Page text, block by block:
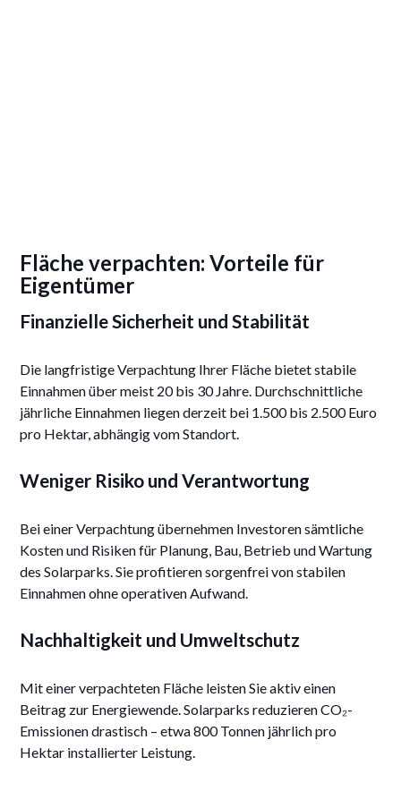
Fläche verpachten: Vorteile für
Eigentümer
Finanzielle Sicherheit und Stabilität
Die langfristige Verpachtung Ihrer Fläche bietet stabile
Einnahmen über meist 20 bis 30 Jahre. Durchschnittliche
jährliche Einnahmen liegen derzeit bei 1.500 bis 2.500 Euro
pro Hektar, abhängig vom Standort.
Weniger Risiko und Verantwortung
Bei einer Verpachtung übernehmen Investoren sämtliche
Kosten und Risiken für Planung, Bau, Betrieb und Wartung
des Solarparks. Sie profitieren sorgenfrei von stabilen
Einnahmen ohne operativen Aufwand.
Nachhaltigkeit und Umweltschutz
Mit einer verpachteten Fläche leisten Sie aktiv einen
Beitrag zur Energiewende. Solarparks reduzieren CO₂-
Emissionen drastisch – etwa 800 Tonnen jährlich pro
Hektar installierter Leistung.